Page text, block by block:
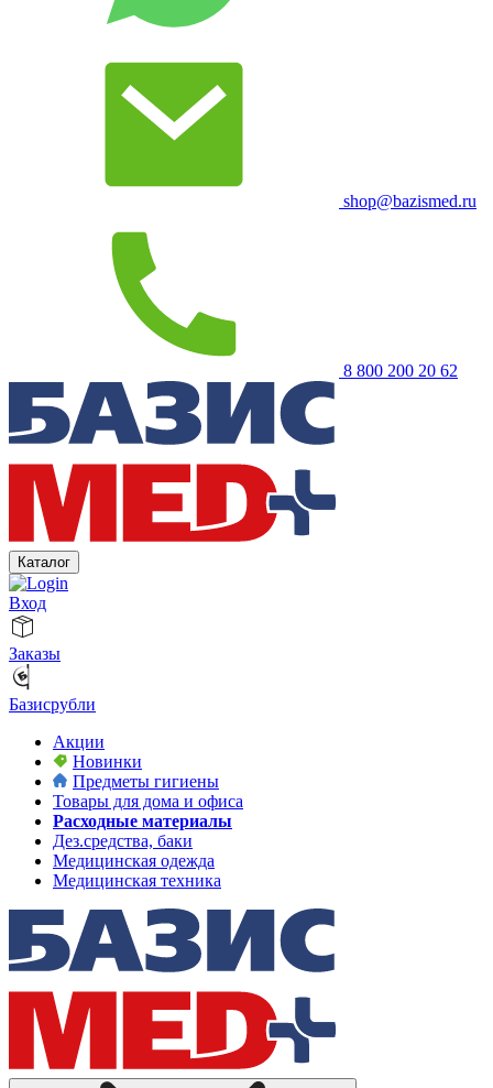
shop@bazismed.ru
8 800 200 20 62
Каталог
Вход
Заказы
Базисрубли
Акции
Новинки
Предметы гигиены
Товары для дома и офиса
Расходные материалы
Дез.средства, баки
Медицинская одежда
Медицинская техника